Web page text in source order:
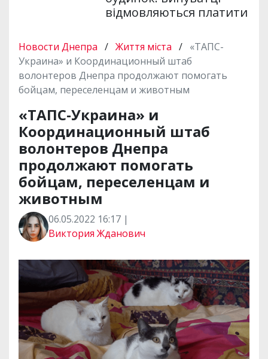
відмовляються платити
Новости Днепра / Життя міста / «ТАПС-
Украина» и Координационный штаб
волонтеров Днепра продолжают помогать
бойцам, переселенцам и животным
«ТАПС-Украина» и
Координационный штаб
волонтеров Днепра
продолжают помогать
бойцам, переселенцам и
животным
06.05.2022 16:17 |
Виктория Жданович